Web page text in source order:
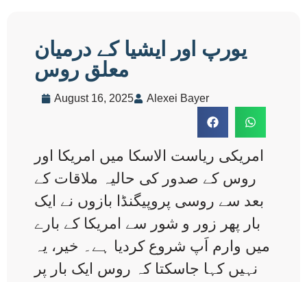
یورپ اور ایشیا کے درمیان
معلق روس
August 16, 2025 Alexei Bayer
امریکی ریاست الاسکا میں امریکا اور
روس کے صدور کی حالیہ ملاقات کے
بعد سے روسی پروپیگنڈا بازوں نے ایک
بار پھر زور و شور سے امریکا کے بارے
میں وارم اَپ شروع کردیا ہے۔ خیر، یہ
نہیں کہا جاسکتا کہ روس ایک بار پر